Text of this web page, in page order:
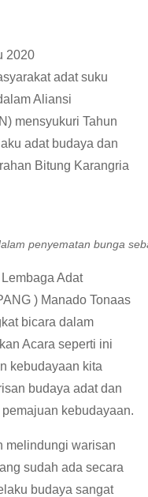
2020
adat suku
Aliansi
mensyukuri Tahun
adat budaya dan
Bitung Karangria
penyematan bunga
Adat
) Manado Tonaas
bicara dalam
Acara seperti ini
kebudayaan kita
budaya adat dan
kebudayaan.
melindungi warisan
sudah ada secara
budaya sangat